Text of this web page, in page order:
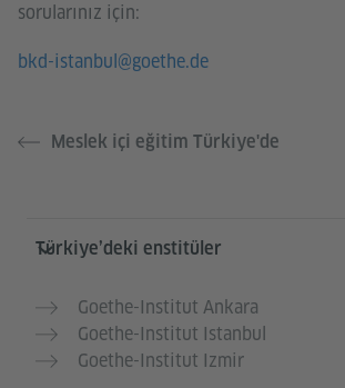
sorularınız için:
bkd-istanbul@goethe.de
Meslek içi eğitim Türkiye'de
Service- und
Türkiye’deki enstitüler
Goethe-Institut Ankara
Goethe-Institut Istanbul
Goethe-Institut Izmir